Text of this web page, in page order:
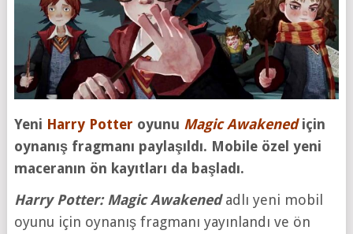
Yeni Harry Potter oyunu Magic Awakened için
oynanış fragmanı paylaşıldı. Mobile özel yeni
maceranın ön kayıtları da başladı.
Harry Potter: Magic Awakened adlı yeni mobil
oyunu için oynanış fragmanı yayınlandı ve ön